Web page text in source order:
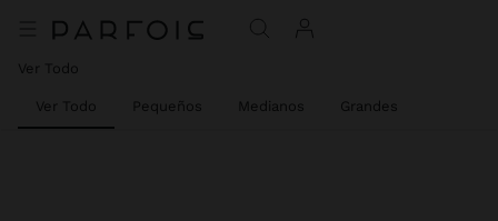
Ver Todo
Ver Todo Pequeños Medianos Grandes